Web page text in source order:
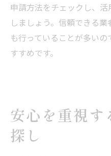
申請方法をチェックし、
しましょう。信頼できる
も行っていることが多い
すすめです。
安心を重視す
探し